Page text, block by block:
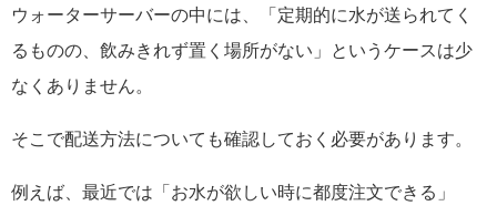
ウォーターサーバーの中には、「定期的に水が送られてく
るものの、飲みきれず置く場所がない」というケースは少
なくありません。
そこで配送方法についても確認しておく必要があります。
例えば、最近では「お水が欲しい時に都度注文できる」